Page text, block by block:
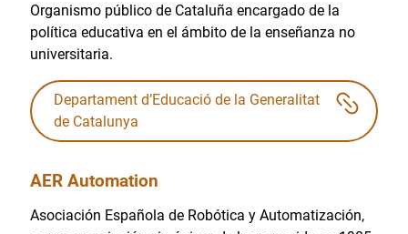
Organismo público de Cataluña encargado de la
política educativa en el ámbito de la enseñanza no
universitaria.
Departament d’Educació de la Generalitat
de Catalunya
AER Automation
Asociación Española de Robótica y Automatización,